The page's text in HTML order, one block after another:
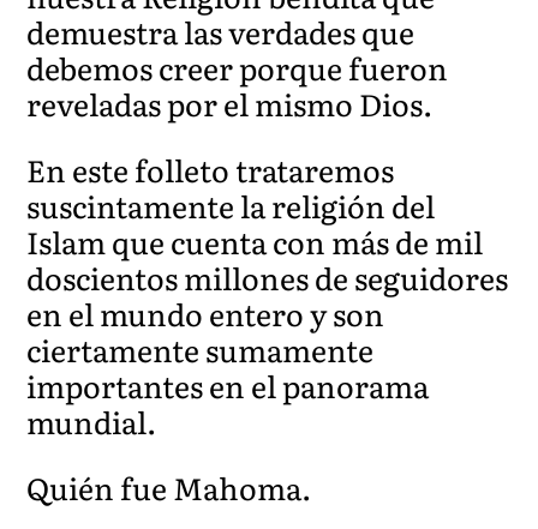
demuestra las verdades que
debemos creer porque fueron
reveladas por el mismo Dios.
En este folleto trataremos
suscintamente la religión del
Islam que cuenta con más de mil
doscientos millones de seguidores
en el mundo entero y son
ciertamente sumamente
importantes en el panorama
mundial.
Quién fue Mahoma.